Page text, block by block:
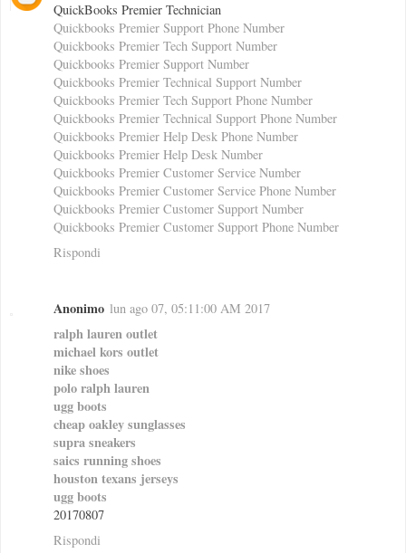
QuickBooks Premier Technician
Quickbooks Premier Support Phone Number
Quickbooks Premier Tech Support Number
Quickbooks Premier Support Number
Quickbooks Premier Technical Support Number
Quickbooks Premier Tech Support Phone Number
Quickbooks Premier Technical Support Phone Number
Quickbooks Premier Help Desk Phone Number
Quickbooks Premier Help Desk Number
Quickbooks Premier Customer Service Number
Quickbooks Premier Customer Service Phone Number
Quickbooks Premier Customer Support Number
Quickbooks Premier Customer Support Phone Number
Rispondi
Anonimo lun ago 07, 05:11:00 AM 2017
ralph lauren outlet
michael kors outlet
nike shoes
polo ralph lauren
ugg boots
cheap oakley sunglasses
supra sneakers
saics running shoes
houston texans jerseys
ugg boots
20170807
Rispondi